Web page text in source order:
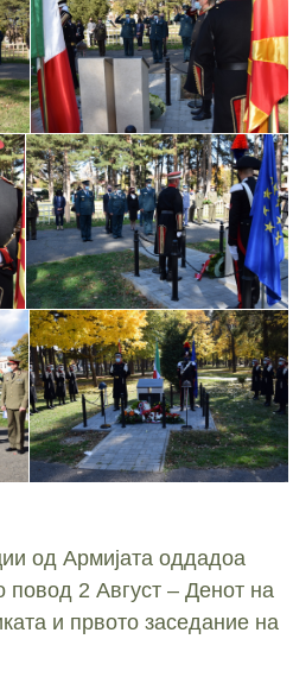
од Армијата оддадоа
повод 2 Август – Денот на
и првото заседание на